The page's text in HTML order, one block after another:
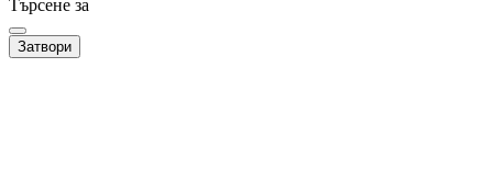
Търсене за
Затвори